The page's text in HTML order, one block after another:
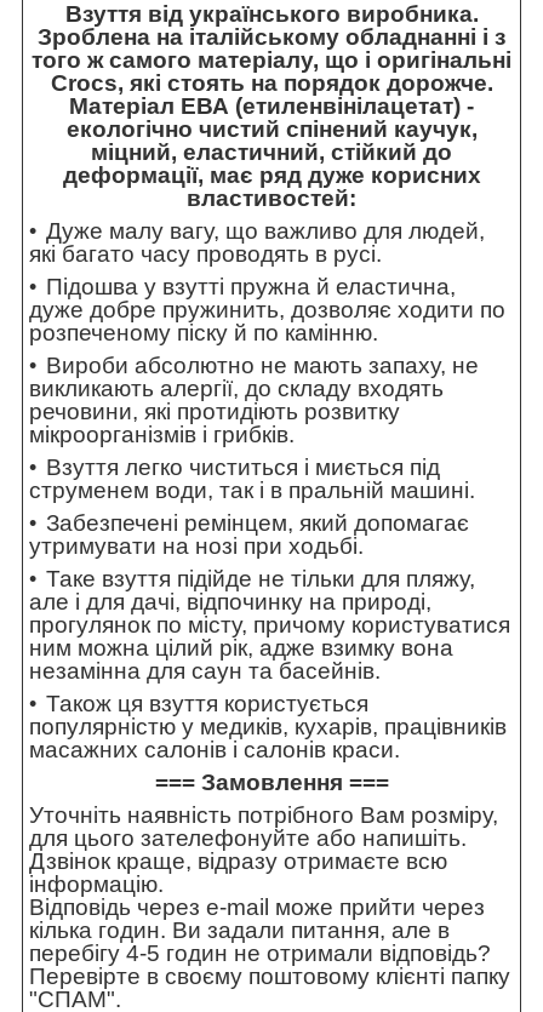
Взуття від українського виробника.
Зроблена на італійському обладнанні і з
того ж самого матеріалу, що і оригінальні
Crocs, які стоять на порядок дорожче.
Матеріал ЕВА (етиленвінілацетат) -
екологічно чистий спінений каучук,
міцний, еластичний, стійкий до
деформації, має ряд дуже корисних
властивостей:
Дуже малу вагу, що важливо для людей,
які багато часу проводять в русі.
Підошва у взутті пружна й еластична,
дуже добре пружинить, дозволяє ходити по
розпеченому піску й по камінню.
Вироби абсолютно не мають запаху, не
викликають алергії, до складу входять
речовини, які протидіють розвитку
мікроорганізмів і грибків.
Взуття легко чиститься і миється під
струменем води, так і в пральній машині.
Забезпечені ремінцем, який допомагає
утримувати на нозі при ходьбі.
Таке взуття підійде не тільки для пляжу,
але і для дачі, відпочинку на природі,
прогулянок по місту, причому користуватися
ним можна цілий рік, адже взимку вона
незамінна для саун та басейнів.
Також ця взуття користується
популярністю у медиків, кухарів, працівників
масажних салонів і салонів краси.
=== Замовлення ===
Уточніть наявність потрібного Вам розміру,
для цього зателефонуйте або напишіть.
Дзвінок краще, відразу отримаєте всю
інформацію.
Відповідь через e-mail може прийти через
кілька годин. Ви задали питання, але в
перебігу 4-5 годин не отримали відповідь?
Перевірте в своєму поштовому клієнті папку
"СПАМ".